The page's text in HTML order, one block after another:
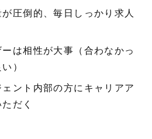
圧倒的、毎日しっかり求人
は相性が大事（合わなかっ
）
ント内部の方にキャリアア
だく